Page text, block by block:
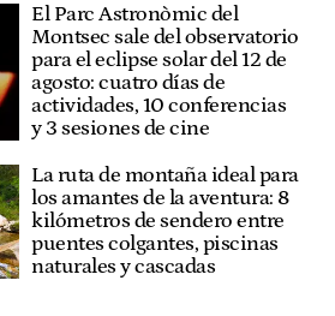
El Parc Astronòmic del
Montsec sale del observatorio
para el eclipse solar del 12 de
agosto: cuatro días de
actividades, 10 conferencias
y 3 sesiones de cine
La ruta de montaña ideal para
los amantes de la aventura: 8
kilómetros de sendero entre
puentes colgantes, piscinas
naturales y cascadas